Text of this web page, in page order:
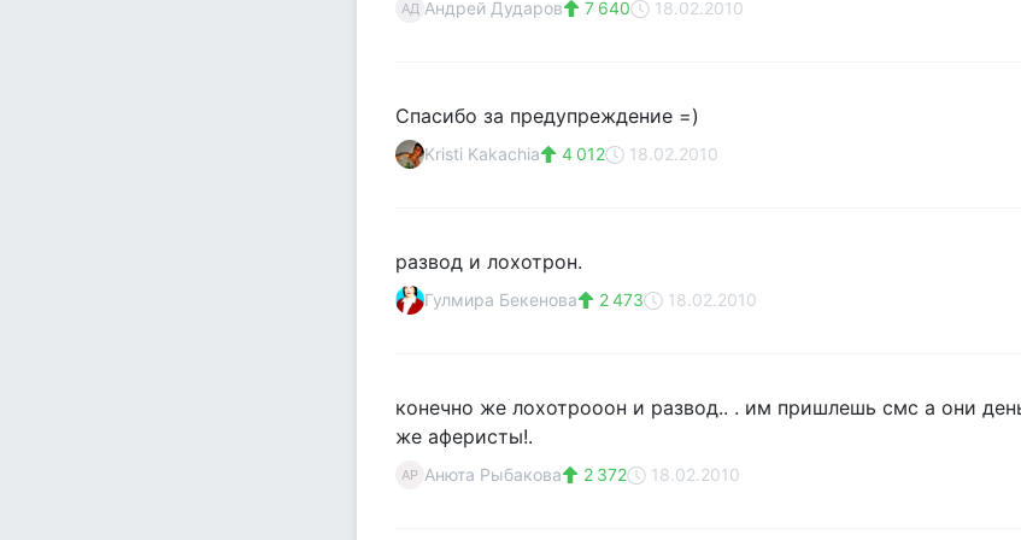
АД Андрей Дударов 7 640 18.02.2010
Спасибо за предупреждение =)
Kristi Kakachia 4 012 18.02.2010
развод и лохотрон.
Гулмира Бекенова 2 473 18.02.2010
конечно же лохотрооон и развод.. . им пришлешь смс а они
же аферисты!.
АР Анюта Рыбакова 2 372 18.02.2010